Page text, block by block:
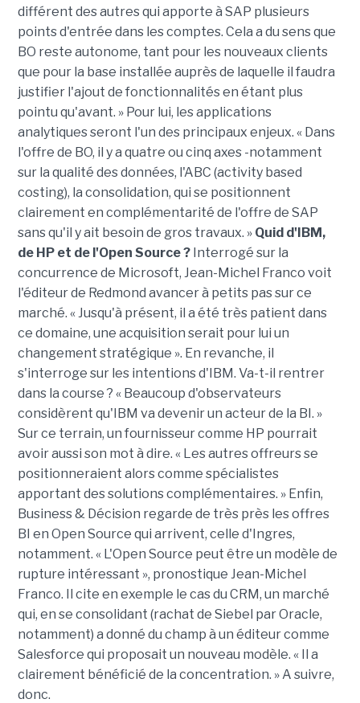
différent des autres qui apporte à SAP plusieurs
points d'entrée dans les comptes. Cela a du sens que
BO reste autonome, tant pour les nouveaux clients
que pour la base installée auprès de laquelle il faudra
justifier l'ajout de fonctionnalités en étant plus
pointu qu'avant. » Pour lui, les applications
analytiques seront l'un des principaux enjeux. « Dans
l'offre de BO, il y a quatre ou cinq axes -notamment
sur la qualité des données, l'ABC (activity based
costing), la consolidation, qui se positionnent
clairement en complémentarité de l'offre de SAP
sans qu'il y ait besoin de gros travaux. » Quid d'IBM,
de HP et de l'Open Source ?Interrogé sur la
concurrence de Microsoft, Jean-Michel Franco voit
l'éditeur de Redmond avancer à petits pas sur ce
marché. « Jusqu'à présent, il a été très patient dans
ce domaine, une acquisition serait pour lui un
changement stratégique ». En revanche, il
s'interroge sur les intentions d'IBM. Va-t-il rentrer
dans la course ? « Beaucoup d'observateurs
considèrent qu'IBM va devenir un acteur de la BI. »
Sur ce terrain, un fournisseur comme HP pourrait
avoir aussi son mot à dire. « Les autres offreurs se
positionneraient alors comme spécialistes
apportant des solutions complémentaires. » Enfin,
Business & Décision regarde de très près les offres
BI en Open Source qui arrivent, celle d'Ingres,
notamment. « L'Open Source peut être un modèle de
rupture intéressant », pronostique Jean-Michel
Franco. Il cite en exemple le cas du CRM, un marché
qui, en se consolidant (rachat de Siebel par Oracle,
notamment) a donné du champ à un éditeur comme
Salesforce qui proposait un nouveau modèle. « Il a
clairement bénéficié de la concentration. » A suivre,
donc.